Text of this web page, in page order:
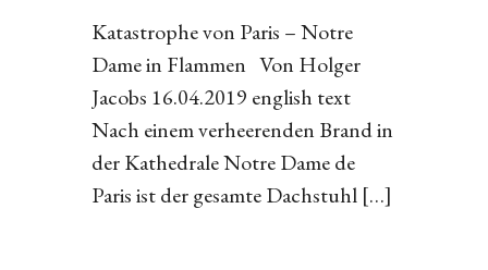
Katastrophe von Paris – Notre
Dame in Flammen Von Holger
Jacobs 16.04.2019 english text
Nach einem verheerenden Brand in
der Kathedrale Notre Dame de
Paris ist der gesamte Dachstuhl […]